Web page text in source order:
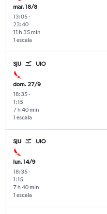
mar. 18/8
13:05-
23:40
1 escala
11 h 35 min
SJU UIO
dom. 27/9
18:35-
1:15
1 escala
7 h 40 min
SJU UIO
lun. 14/9
18:35-
1:15
1 escala
7 h 40 min